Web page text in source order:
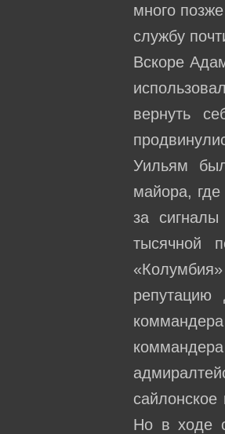
много
службу
Вскоре
вернуть
Уильям
майора,
за
тысячной
сайлонское
Но в ходе